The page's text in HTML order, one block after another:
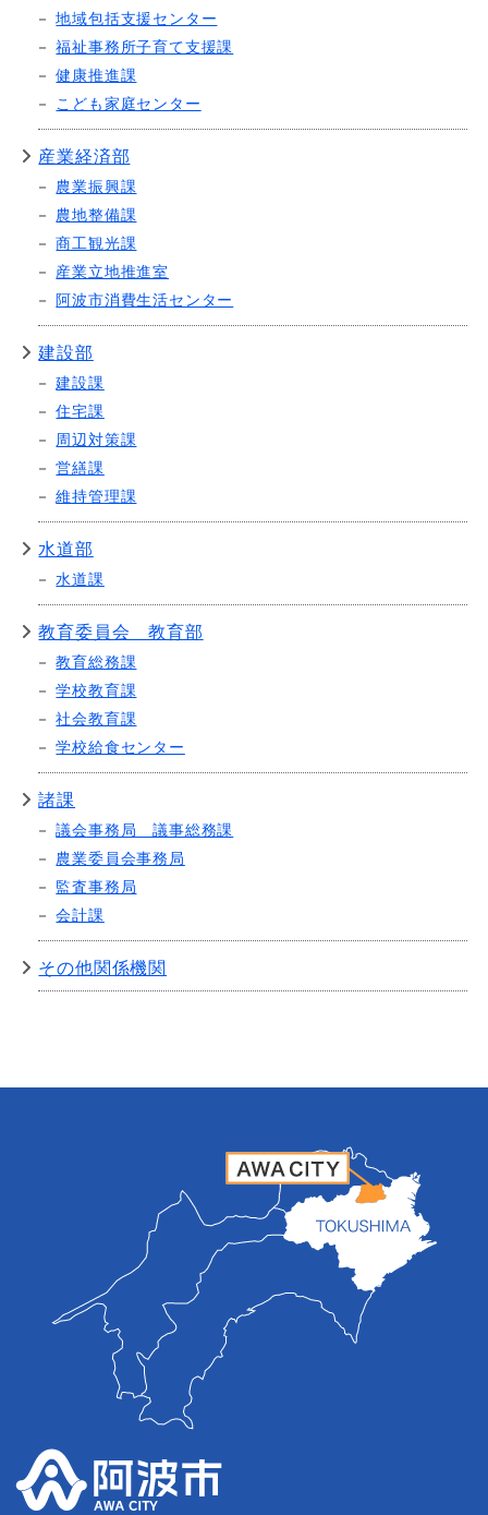
地域包括支援センター
福祉事務所子育て支援課
健康推進課
こども家庭センター
産業経済部
農業振興課
農地整備課
商工観光課
産業立地推進室
阿波市消費生活センター
建設部
建設課
住宅課
周辺対策課
営繕課
維持管理課
水道部
水道課
教育委員会 教育部
教育総務課
学校教育課
社会教育課
学校給食センター
諸課
議会事務局 議事総務課
農業委員会事務局
監査事務局
会計課
その他関係機関